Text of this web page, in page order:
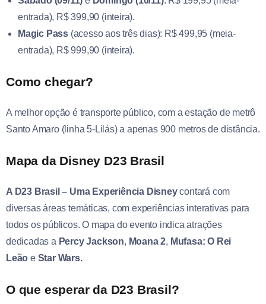
entrada), R$ 399,90 (inteira).
Magic Pass (acesso aos três dias): R$ 499,95 (meia-
entrada), R$ 999,90 (inteira).
Como chegar?
A melhor opção é transporte público, com a estação de metrô
Santo Amaro (linha 5-Lilás) a apenas 900 metros de distância.
Mapa da Disney D23 Brasil
A D23 Brasil – Uma Experiência Disneycontará com
diversas áreas temáticas, com experiências interativas para
todos os públicos. O mapa do evento indica atrações
dedicadas a Percy Jackson, Moana 2, Mufasa: O Rei
Leão e Star Wars.
O que esperar da D23 Brasil?